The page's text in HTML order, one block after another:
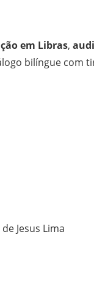
em Libras,
bilíngue com
Jesus Lima